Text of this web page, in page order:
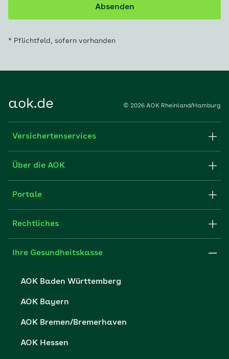
Absenden
* Pflichtfeld, sofern vorhanden
aok.de © 2026 AOK Rheinland/Hamburg
Versichertenservices
Formulare & Anträge
Über die AOK
Struktur & Verwaltung
Portale
Fachportal für Arbeitgeber
Presse
Rechtliches
Impressum
Ihre Gesundheitskasse
AOK Baden Württemberg
AOK Bayern
AOK Bremen/Bremerhaven
AOK Hessen